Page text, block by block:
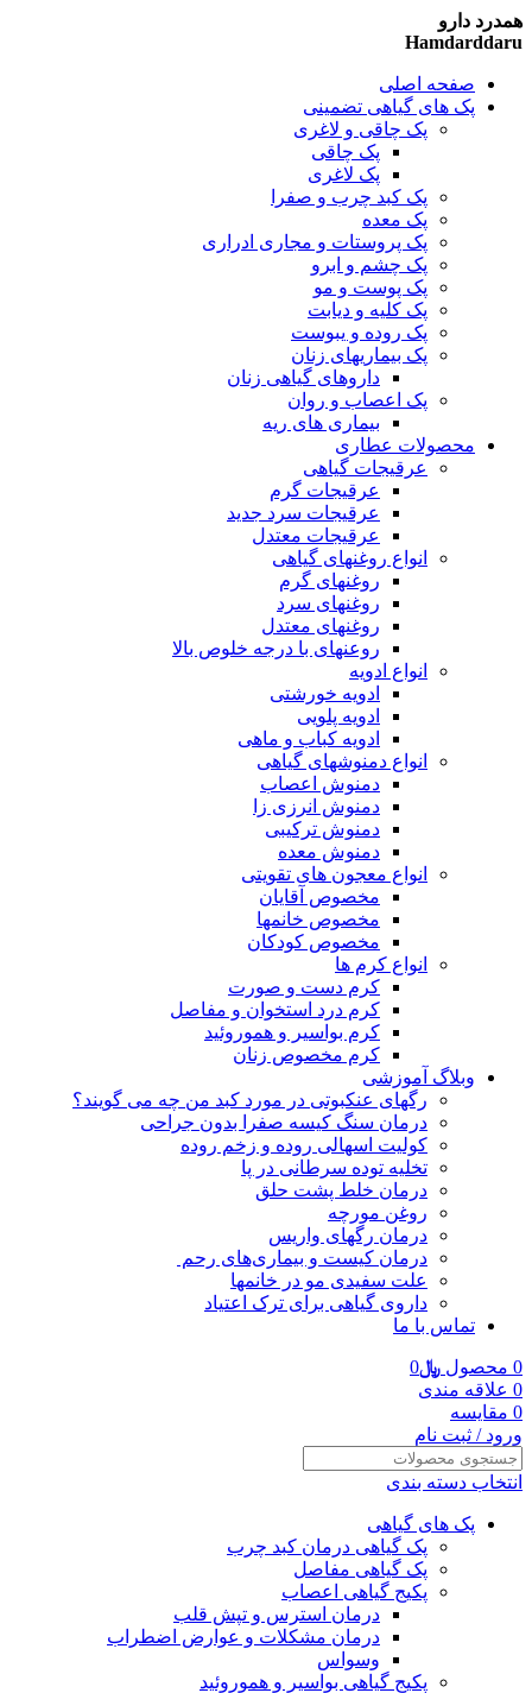
همدرد دارو
Hamdarddaru
صفحه اصلی
پک های گیاهی تضمینی
پک چاقی و لاغری
پک چاقی
پک لاغری
پک کبد چرب و صفرا
پک معده
پک پروستات و مجاری ادراری
پک چشم و ابرو
پک پوست و مو
پک کلیه و دیابت
پک روده و یبوست
پک بیماریهای زنان
داروهای گیاهی زنان
پک اعصاب و روان
بیماری های ریه
محصولات عطاری
عرقیجات گیاهی
عرقیجات گرم
عرقیجات سرد جدید
عرقیجات معتدل
انواع روغنهای گیاهی
روغنهای گرم
روغنهای سرد
روغنهای معتدل
روعنهای با درجه خلوص بالا
انواع ادویه
ادویه خورشتی
ادویه پلویی
ادویه کباب و ماهی
انواع دمنوشهای گیاهی
دمنوش اعصاب
دمنوش انرزی زا
دمنوش ترکیبی
دمنوش معده
انواع معجون های تقویتی
مخصوص آقایان
مخصوص خانمها
مخصوص کودکان
انواع کرم ها
کرم دست و صورت
کرم درد استخوان و مفاصل
کرم بواسیر و هموروئید
کرم مخصوص زنان
وبلاگ آموزشی
رگهای عنکبوتی در مورد کبد من چه می گویند؟
درمان سنگ کیسه صفرا بدون جراحی
کولیت اسهالی روده و زخم روده
تخلیه توده سرطانی در پا
درمان خلط پشت حلق
روغن مورچه
درمان رگهای واریس
درمان کیست و بیماری‌های رحم
علت سفیدی مو در خانمها
داروی گیاهی برای ترک اعتیاد
تماس با ما
0 محصول ﷼0
0 علاقه مندی
0 مقایسه
ورود / ثبت نام
انتخاب دسته بندی
پک های گیاهی
پک گیاهی درمان کبد چرب
پک گیاهی مفاصل
پکیج گیاهی اعصاب
درمان استرس و تپش قلب
درمان مشکلات و عوارض اضطراب
وسواس
پکیج گیاهی بواسیر و هموروئید